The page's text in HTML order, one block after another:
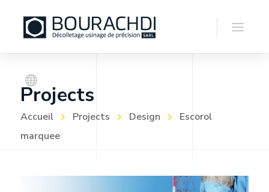
Projects
Accueil Projects Design
Escorol
marquee